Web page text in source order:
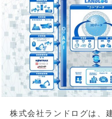
株式会社ランドログは、